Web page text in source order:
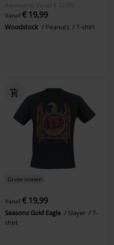
Adviesprijs
Vanaf € 22,90
Vanaf€ 19,99
Woodstock Peanuts T-shirt
Grote maten
Vanaf€ 19,99
Seasons Gold Eagle Slayer
T-
shirt